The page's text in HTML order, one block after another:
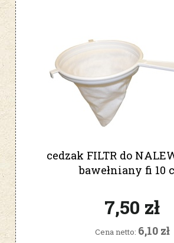
cedzak FILTR do
bawełniany fi 10
7,50 zł
Cena netto: 6,10 zł